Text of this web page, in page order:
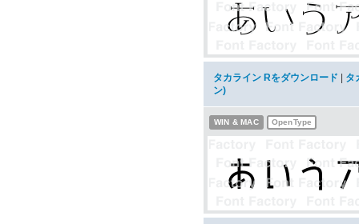
タカライン Rをダウンロード
タ
ン)
WIN & MAC OpenType